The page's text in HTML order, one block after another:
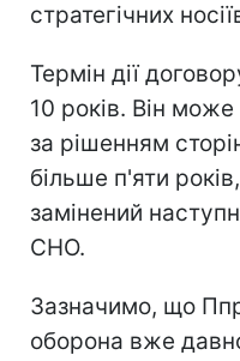
стратегічних
Термін дії
10 років. Він
за рішенням
більше п'яти
замінений
СНО.
Зазначимо, що
оборона вже